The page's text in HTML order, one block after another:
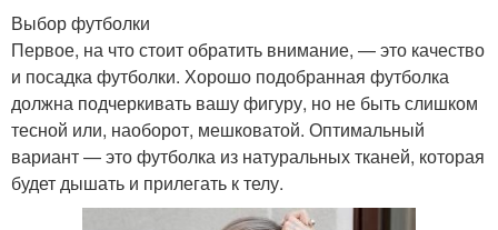
Выбор футболки
Первое, на что стоит обратить внимание, — это качество
и посадка футболки. Хорошо подобранная футболка
должна подчеркивать вашу фигуру, но не быть слишком
тесной или, наоборот, мешковатой. Оптимальный
вариант — это футболка из натуральных тканей, которая
будет дышать и прилегать к телу.